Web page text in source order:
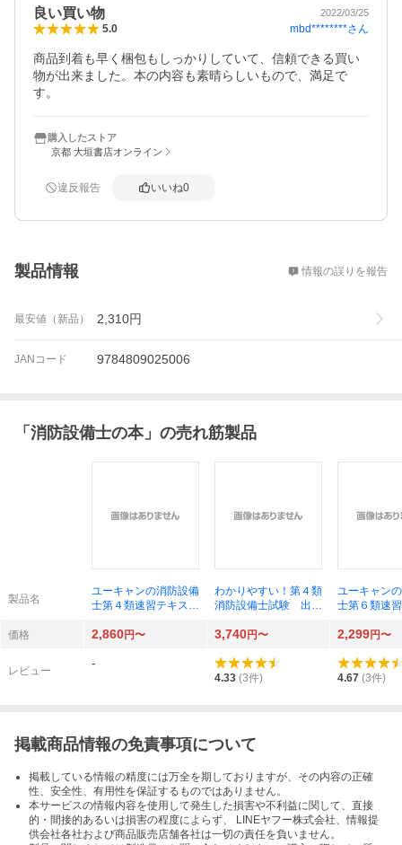
良い買い物 2022/03/25
5.0 mbd********さん
商品到着も早く梱包もしっかりしていて、信頼できる買い
物が出来ました。本の内容も素晴らしいもので、満足で
す。
購入したストア
京都 大垣書店オンライン
違反報告 いいね0
製品情報 情報の誤りを報告
最安値（新品） 2,310円
JANコード 9784809025006
「 消防設備士の本」の売れ筋製品
製品名
ユーキャンの消防設備
士第４類速習テキスト
版） ユーキャン消防
わかりやすい！第４類
消防設備士試験 出題
習 （国家・資格シリ
訂第２版） 工藤政孝
／編著
ユーキャン
士第６類速
版） ユーキ
価格 2,860円〜 3,740円〜 2,299円〜
レビュー
-
4.33 (3件) 4.67 (3件)
掲載商品情報の免責事項について
掲載している情報の精度には万全を期しておりますが、その内容の正確
性、安全性、有用性を保証するものではありません。
本サービスの情報内容を使用して発生した損害や不利益に関して、直接
的・間接的あるいは損害の程度によらず、 LINEヤフー株式会社、情報提
供会社各社および商品販売店舗各社は一切の責任を負いません。